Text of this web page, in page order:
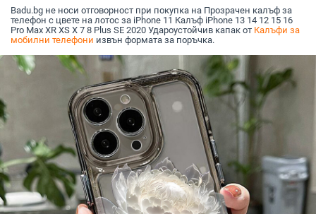
Badu.bg не носи отговорност при покупка на Прозрачен калъф за
телефон с цвете на лотос за iPhone 11 Калъф iPhone 13 14 12 15 16
Pro Max XR XS X 7 8 Plus SE 2020 Удароустойчив капак от Калъфи за
мобилни телефони извън формата за поръчка.